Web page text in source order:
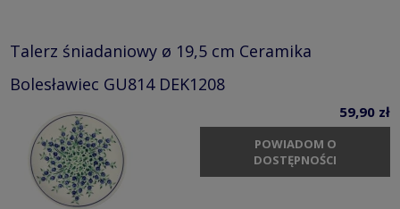
Talerz śniadaniowy ø 19,5 cm Ceramika
Bolesławiec GU814 DEK1208
59,90 zł
POWIADOM O
DOSTĘPNOŚCI